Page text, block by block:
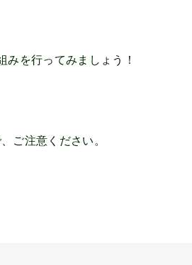
を行ってみましょう！
ご注意ください。